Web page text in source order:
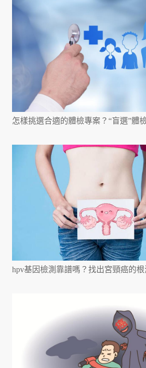
怎樣挑選合適的體檢專案？“盲選”體
hpv基因檢測靠譜嗎？找出宮頸癌的